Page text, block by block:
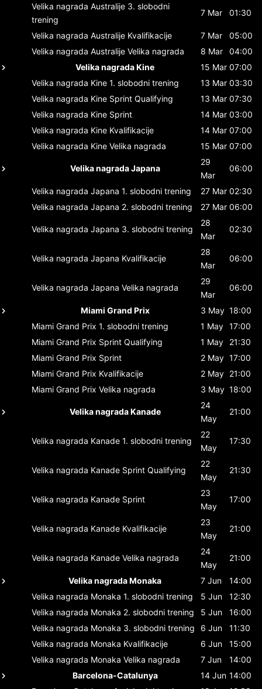
Velika nagrada Australije 3. slobodni
trening
7 Mar 01:30
Velika nagrada Australije Kvalifikacije 7 Mar
05:00
Velika nagrada Australije Velika nagrada 8 Mar
04:00
Velika nagrada Kine
15 Mar 07:00
Velika nagrada Kine 1. slobodni trening 13 Mar 03:30
Velika nagrada Kine Sprint Qualifying 13 Mar 07:30
Velika nagrada Kine Sprint 14 Mar 03:00
Velika nagrada Kine Kvalifikacije 14 Mar 07:00
Velika nagrada Kine Velika nagrada 15 Mar 07:00
Velika nagrada Japana
29
Mar
06:00
Velika nagrada Japana 1. slobodni trening 27 Mar 02:30
Velika nagrada Japana 2. slobodni trening 27 Mar 06:00
Velika nagrada Japana 3. slobodni trening
28
Mar
02:30
Velika nagrada Japana Kvalifikacije
28
Mar
06:00
Velika nagrada Japana Velika nagrada
29
Mar
06:00
Miami Grand Prix 3 May 18:00
Miami Grand Prix 1. slobodni trening 1 May 17:00
Miami Grand Prix Sprint Qualifying 1 May
21:30
Miami Grand Prix Sprint 2 May 17:00
Miami Grand Prix Kvalifikacije 2 May 21:00
Miami Grand Prix Velika nagrada 3 May 18:00
Velika nagrada Kanade
24
May
21:00
Velika nagrada Kanade 1. slobodni trening
22
May
17:30
Velika nagrada Kanade Sprint Qualifying
22
May
21:30
Velika nagrada Kanade Sprint
23
May
17:00
Velika nagrada Kanade Kvalifikacije
23
May
21:00
Velika nagrada Kanade Velika nagrada
24
May
21:00
Velika nagrada Monaka 7 Jun
14:00
Velika nagrada Monaka 1. slobodni trening 5 Jun
12:30
Velika nagrada Monaka 2. slobodni trening 5 Jun
16:00
Velika nagrada Monaka 3. slobodni trening 6 Jun
11:30
Velika nagrada Monaka Kvalifikacije 6 Jun
15:00
Velika nagrada Monaka Velika nagrada 7 Jun
14:00
Barcelona-Catalunya
14 Jun 14:00